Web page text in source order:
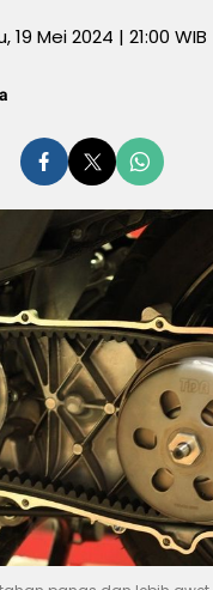
19 Mei 2024 | 21:00 WIB